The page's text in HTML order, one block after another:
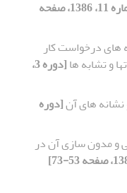
[دوره 3، شماره 11، 1386، صفحه
های درخواست کار
و تشابه ها
[دوره 3،
های آن[دوره
و مدون سازی آن در